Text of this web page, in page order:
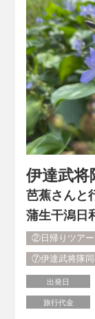
伊達武将
芭蕉さんと
蒲生干潟日
②日帰りツアー
⑦伊達武将隊同
出発日
旅行代金